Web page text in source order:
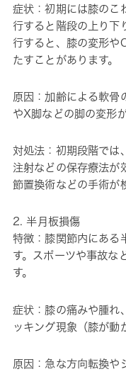
症状：初期には膝のこ
行すると階段の上り下
行すると、膝の変形や
たすことがあります。
原因：加齢による軟骨
やX脚などの脚の変形
対処法：初期段階では
注射などの保存療法が
節置換術などの手術が
2. 半月板損傷
特徴：膝関節内にある
す。スポーツや事故な
す。
症状：膝の痛みや腫れ
ッキング現象（膝が動
原因：急な方向転換や